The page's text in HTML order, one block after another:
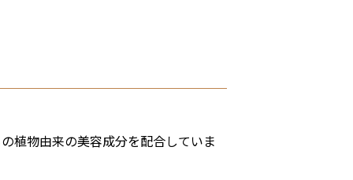
植物由来の美容成分を配合していま